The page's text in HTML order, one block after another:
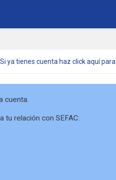
Si ya tienes cuenta haz click aquí
cuenta.
tu relación con SEFAC: